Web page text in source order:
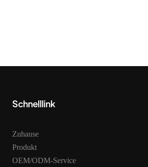
Schnelllink
Zuhause
Produkt
OEM/ODM-Service